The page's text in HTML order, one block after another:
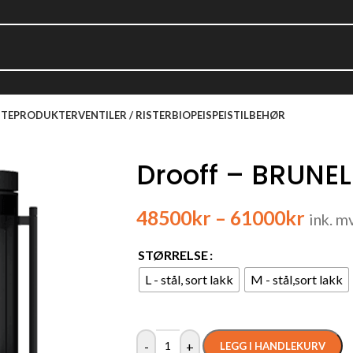
VENTILER / RISTERBIOPEISPEISTILBEHØR
Drooff –
48500kr – 61000kr ink.
STØRRELSE
L - stål, sort lakk
M - stål,sort lakk
- + LEGG I HANDLEKURV